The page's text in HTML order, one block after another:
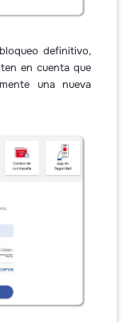
definitivo,
en cuenta que
una nueva